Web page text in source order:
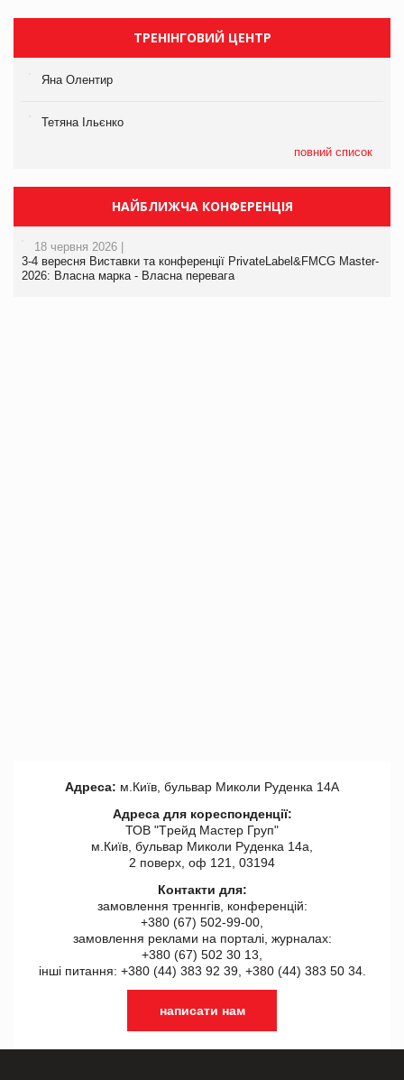
ТРЕНІНГОВИЙ ЦЕНТР
Яна Олентир
Тетяна Ільєнко
повний список
НАЙБЛИЖЧА КОНФЕРЕНЦІЯ
18 червня 2026 |
3-4 вересня Виставки та конференції PrivateLabel&FMCG Master-
2026: Власна марка - Власна перевага
Адреса: м.Київ, бульвар Миколи Руденка 14А
Адреса для кореспонденції:
ТОВ "Tрейд Мастер Груп"
м.Київ, бульвар Миколи Руденка 14а,
2 поверх, оф 121, 03194
Контакти для:
замовлення треннгів, конференцій:
+380 (67) 502-99-00,
замовлення реклами на порталі, журналах:
+380 (67) 502 30 13,
інші питання: +380 (44) 383 92 39, +380 (44) 383 50 34.
написати нам